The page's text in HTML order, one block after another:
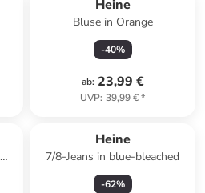
Heine
Bluse in Orange
-40%
ab: 23,99 €
UVP: 39,99 €*
Heine
7/8-Jeans in blue-bleached
-62%